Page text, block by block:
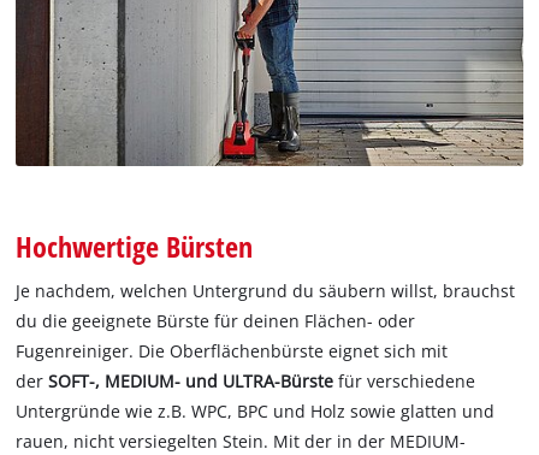
Hochwertige Bürsten
Je nachdem, welchen Untergrund du säubern willst, brauchst
du die geeignete Bürste für deinen Flächen- oder
Fugenreiniger. Die Oberflächenbürste eignet sich mit
derSOFT-, MEDIUM- und ULTRA-Bürste für verschiedene
Untergründe wie z.B. WPC, BPC und Holz sowie glatten und
rauen, nicht versiegelten Stein. Mit der in der MEDIUM-